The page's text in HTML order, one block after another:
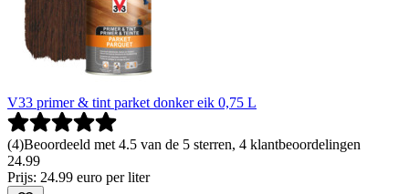
V33 primer & tint parket donker eik 0,75 L
(4)Beoordeeld met 4.5 van de 5 sterren, 4 klantbeoordelingen
24.99
Prijs: 24.99 euro per liter